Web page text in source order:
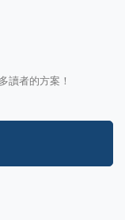
讀者的方案！